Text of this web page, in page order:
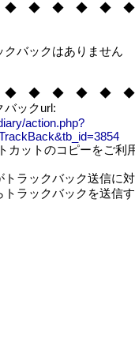
◆ ◆ ◆ ◆
クバックはありません
◆ ◆ ◆ ◆
バックurl:
action.php?
カットのコピーをご利
トラックバック送信に
トラックバックを送信